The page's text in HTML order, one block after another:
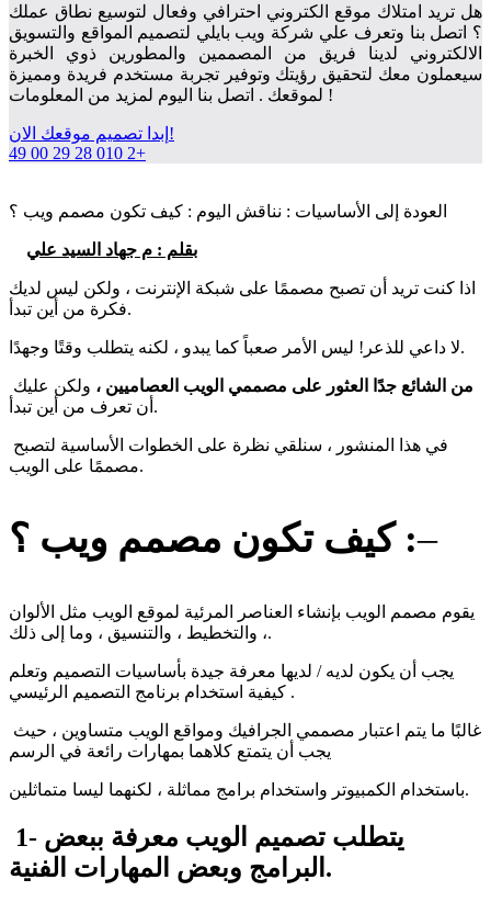
هل تريد امتلاك موقع الكتروني احترافي وفعال لتوسيع نطاق عملك
؟ اتصل بنا وتعرف علي شركة ويب بايلي لتصميم المواقع والتسويق
الالكتروني لدينا فريق من المصممين والمطورين ذوي الخبرة
سيعملون معك لتحقيق رؤيتك وتوفير تجربة مستخدم فريدة ومميزة
لموقعك . اتصل بنا اليوم لمزيد من المعلومات !
إبدا تصميم موقعك الان!
49 00 29 28 010 2+
العودة إلى الأساسيات : نناقش اليوم : كيف تكون مصمم ويب ؟
بقلم : م جهاد السيد علي
اذا كنت تريد أن تصبح مصممًا على شبكة الإنترنت ، ولكن ليس لديك
فكرة من أين تبدأ.
لا داعي للذعر! ليس الأمر صعباً كما يبدو ، لكنه يتطلب وقتًا وجهدًا.
من الشائع جدًا العثور على مصممي الويب العصاميين ، ولكن عليك
أن تعرف من أين تبدأ.
مصممًا على الويب.
كيف تكون مصمم ويب ؟ :–
يقوم مصمم الويب بإنشاء العناصر المرئية لموقع الويب مثل الألوان
، والتخطيط ، والتنسيق ، وما إلى ذلك.
يجب أن يكون لديه / لديها معرفة جيدة بأساسيات التصميم وتعلم
كيفية استخدام برنامج التصميم الرئيسي .
يجب أن يتمتع كلاهما بمهارات رائعة في الرسم
باستخدام الكمبيوتر واستخدام برامج مماثلة ، لكنهما ليسا متماثلين.
1- يتطلب تصميم الويب معرفة ببعض
البرامج وبعض المهارات الفنية.